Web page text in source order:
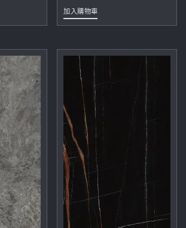
到
NT$26,600
加入購物車